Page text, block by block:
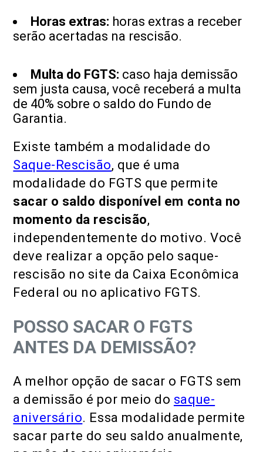
Horas extras: horas extras a receber
serão acertadas na rescisão.
Multa do FGTS: caso haja demissão
sem justa causa, você receberá a multa
de 40% sobre o saldo do Fundo de
Garantia.
Existe também a modalidade do
Saque-Rescisão, que é uma
modalidade do FGTS que permite
sacar o saldo disponível em conta no
momento da rescisão,
independentemente do motivo. Você
deve realizar a opção pelo saque-
rescisão no site da Caixa Econômica
Federal ou no aplicativo FGTS.
POSSO SACAR O FGTS
ANTES DA DEMISSÃO?
A melhor opção de sacar o FGTS sem
a demissão é por meio do saque-
aniversário. Essa modalidade permite
sacar parte do seu saldo anualmente,